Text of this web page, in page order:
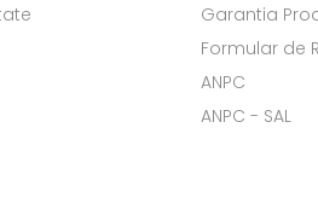
Garantia
Formular de
ANPC
ANPC - SAL